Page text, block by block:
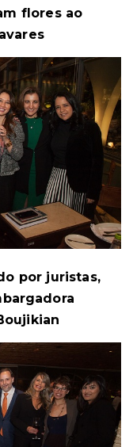
flores ao
por juristas,